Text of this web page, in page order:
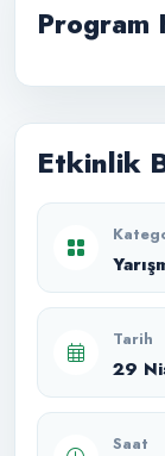
Program
Etkinlik
Tarih
29
Saat